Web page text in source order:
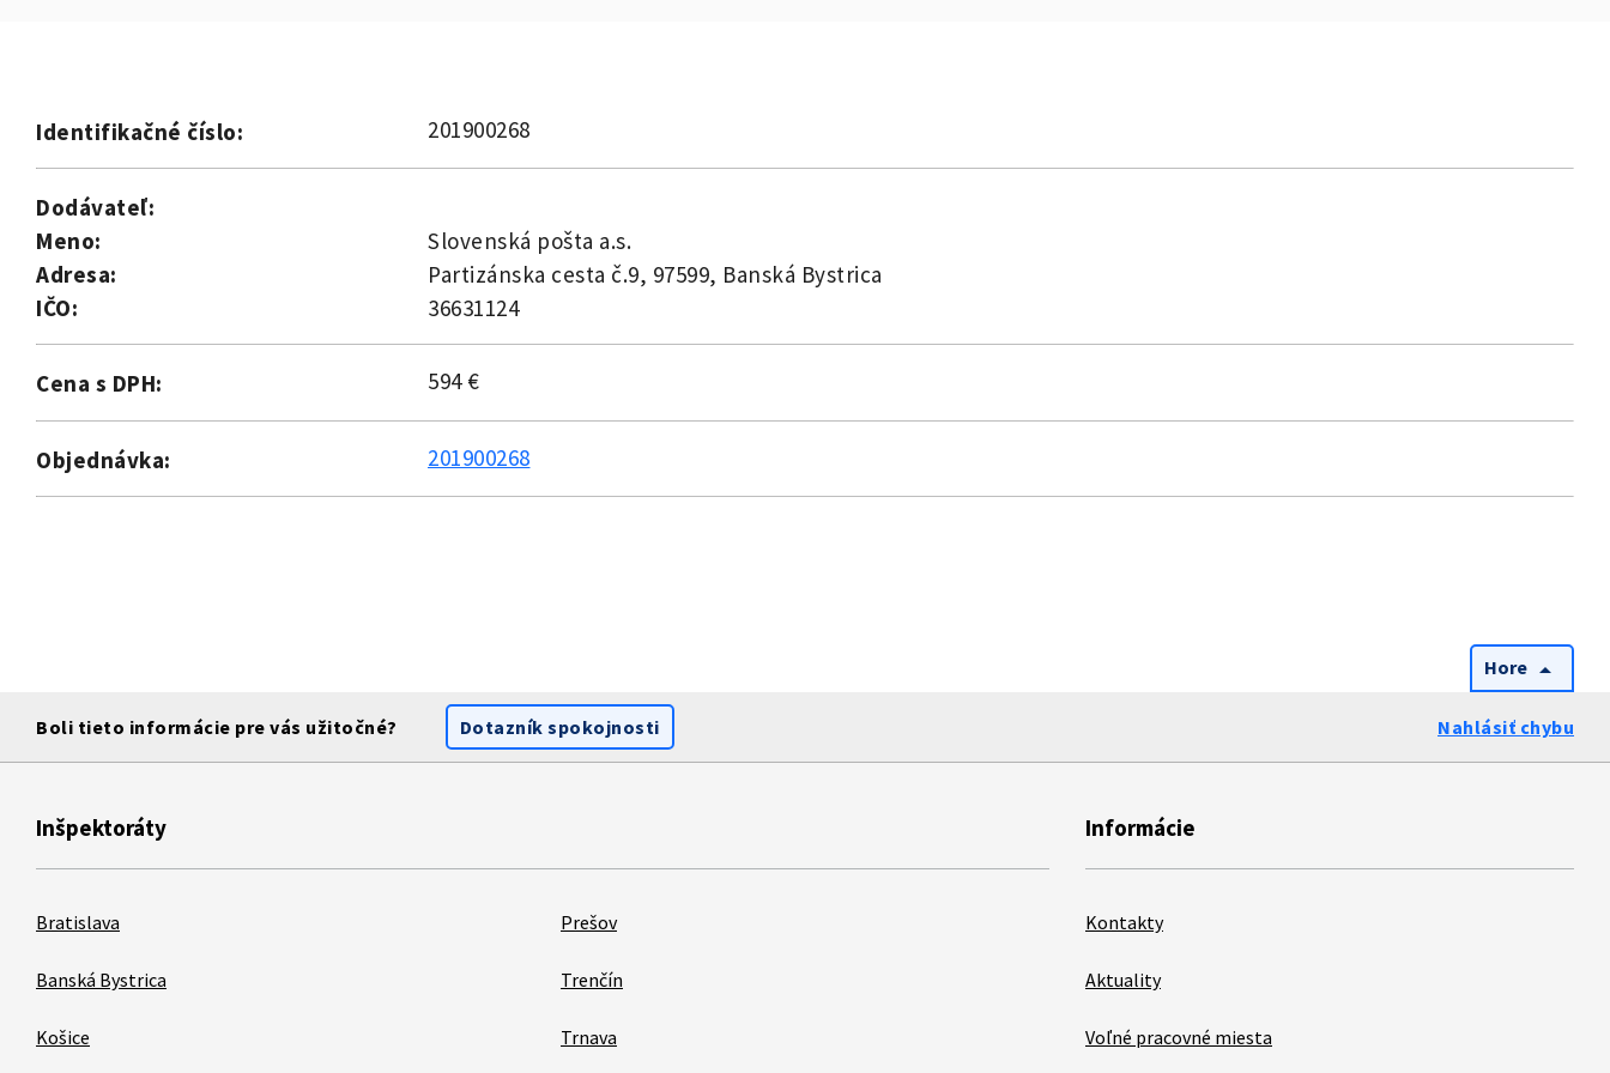
Identifikačné číslo: 201900268
Dodávateľ:
Meno:
Slovenská pošta a.s.
Adresa:
Partizánska cesta č.9, 97599, Banská Bystrica
IČO:
36631124
Cena s DPH: 594 €
Objednávka: 201900268
Hore arrow_drop_up
Boli tieto informácie pre vás užitočné? Dotazník spokojnosti Nahlásiť chybu
Inšpektoráty
Bratislava
Banská Bystrica
Košice
Prešov
Trenčín
Trnava
Informácie
Kontakty
Aktuality
Voľné pracovné miesta